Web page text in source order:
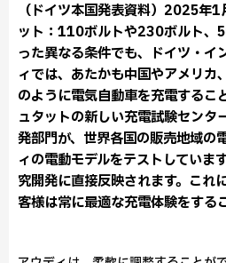
（ドイツ本国発表資料）2025年
ット：110ボルトや230ボルト、
った異なる条件でも、ドイツ・イ
ィでは、あたかも中国やアメリカ
のように電気自動車を充電するこ
ュタットの新しい充電試験センタ
発部門が、世界各国の販売地域の
ィの電動モデルをテストしていま
究開発に直接反映されます。これ
客様は常に最適な充電体験をする